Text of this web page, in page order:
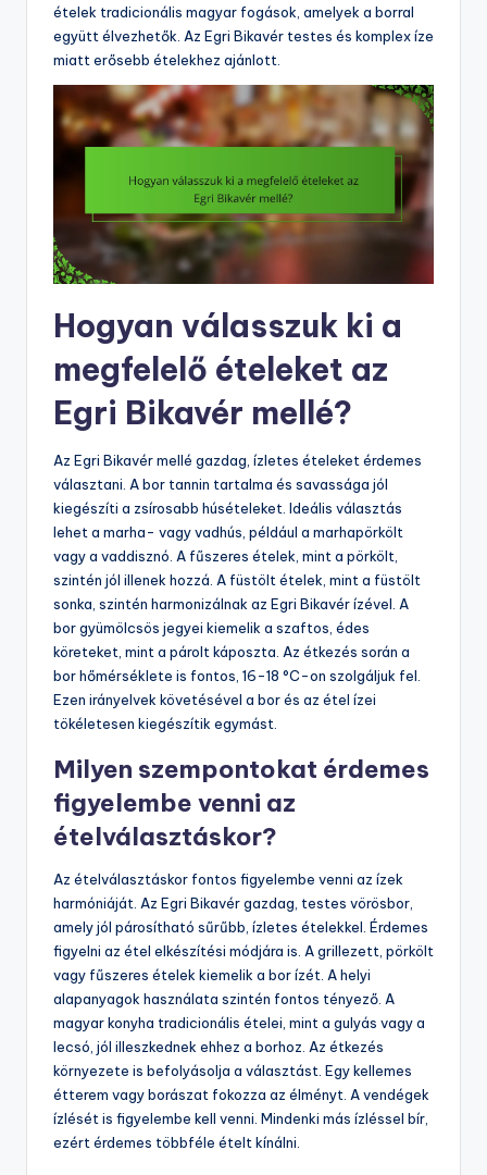
ételek tradicionális magyar fogások, amelyek a borral
együtt élvezhetők. Az Egri Bikavér testes és komplex íze
miatt erősebb ételekhez ajánlott.
Hogyan válasszuk ki a
megfelelő ételeket az
Egri Bikavér mellé?
Az Egri Bikavér mellé gazdag, ízletes ételeket érdemes
választani. A bor tannin tartalma és savassága jól
kiegészíti a zsírosabb húsételeket. Ideális választás
lehet a marha- vagy vadhús, például a marhapörkölt
vagy a vaddisznó. A fűszeres ételek, mint a pörkölt,
szintén jól illenek hozzá. A füstölt ételek, mint a füstölt
sonka, szintén harmonizálnak az Egri Bikavér ízével. A
bor gyümölcsös jegyei kiemelik a szaftos, édes
köreteket, mint a párolt káposzta. Az étkezés során a
bor hőmérséklete is fontos, 16-18 °C-on szolgáljuk fel.
Ezen irányelvek követésével a bor és az étel ízei
tökéletesen kiegészítik egymást.
Milyen szempontokat érdemes
figyelembe venni az
ételválasztáskor?
Az ételválasztáskor fontos figyelembe venni az ízek
harmóniáját. Az Egri Bikavér gazdag, testes vörösbor,
amely jól párosítható sűrűbb, ízletes ételekkel. Érdemes
figyelni az étel elkészítési módjára is. A grillezett, pörkölt
vagy fűszeres ételek kiemelik a bor ízét. A helyi
alapanyagok használata szintén fontos tényező. A
magyar konyha tradicionális ételei, mint a gulyás vagy a
lecsó, jól illeszkednek ehhez a borhoz. Az étkezés
környezete is befolyásolja a választást. Egy kellemes
étterem vagy borászat fokozza az élményt. A vendégek
ízlését is figyelembe kell venni. Mindenki más ízléssel bír,
ezért érdemes többféle ételt kínálni.